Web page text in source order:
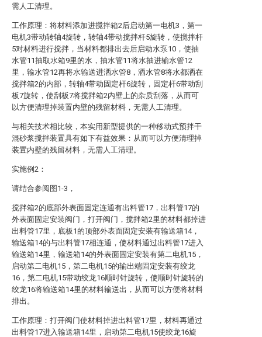
需人工清理。
工作原理：将材料添加进搅拌箱2后启动第一电机3，第一
电机3带动转轴4旋转，转轴4带动搅拌杆5旋转，使搅拌杆
5对材料进行搅拌，当材料都排出去后启动水泵10，使抽
水管11抽取水箱9里的水，抽水管11将水抽进输水管12
里，输水管12再将水输送进洒水管8，洒水管8将水都洒在
搅拌箱2的内部，转轴4带动固定杆6旋转，固定杆6带动刮
板7旋转，使刮板7将搅拌箱2内壁上的杂质刮落，从而可
以方便清理掉装置内壁的残留材料，无需人工清理。
与相关技术相比较，本实用新型提供的一种移动式预拌干
混砂浆搅拌装置具有如下有益效果：从而可以方便清理掉
装置内壁的残留材料，无需人工清理。
实施例2：
请结合参阅图1-3，
搅拌箱2的底部外表面固定连通有出料管17，出料管17的
外表面固定安装阀门，打开阀门，搅拌箱2里的材料都掉进
出料管17里，底板1的顶部外表面固定安装有输送箱14，
输送箱14的与出料管17相连通，使材料通过出料管17进入
输送箱14里，输送箱14的外表面固定安装有第二电机15，
启动第二电机15，第二电机15的输出端固定安装有绞龙
16，第二电机15带动绞龙16顺时针旋转，使顺时针旋转的
绞龙16将输送箱14里的材料输送出，从而可以方便将材料
排出。
工作原理：打开阀门使材料掉进出料管17里，材料再通过
出料管17进入输送箱14里，启动第二电机15使绞龙16旋